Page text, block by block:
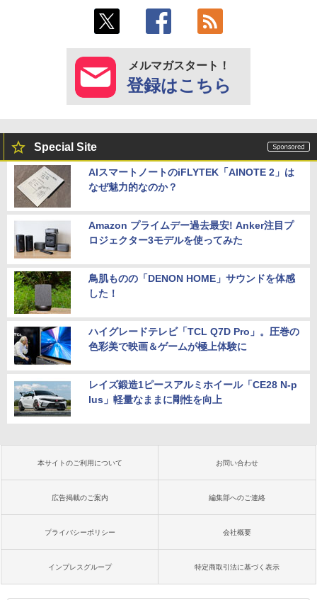
メルマガスタート！
登録はこちら
Special Site
AIスマートノートのiFLYTEK「AINOTE 2」は
なぜ魅力的なのか？
Amazon プライムデー過去最安! Anker注目プ
ロジェクター3モデルを使ってみた
鳥肌ものの「DENON HOME」サウンドを体感
した！
ハイグレードテレビ「TCL Q7D Pro」。圧巻の
色彩美で映画＆ゲームが極上体験に
レイズ鍛造1ピースアルミホイール「CE28 N-p
lus」軽量なままに剛性を向上
本サイトのご利用について お問い合わせ
広告掲載のご案内 編集部へのご連絡
プライバシーポリシー 会社概要
インプレスグループ 特定商取引法に基づく表示